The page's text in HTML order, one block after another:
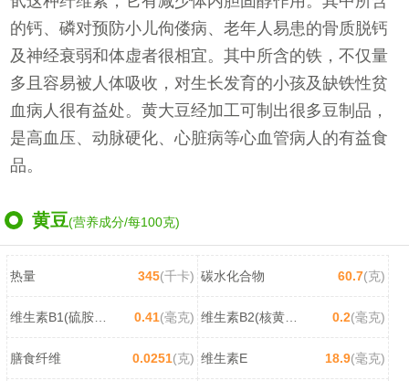
的钙、磷对预防小儿佝偻病、老年人易患的骨质脱钙
及神经衰弱和体虚者很相宜。其中所含的铁，不仅量
多且容易被人体吸收，对生长发育的小孩及缺铁性贫
血病人很有益处。黄大豆经加工可制出很多豆制品，
是高血压、动脉硬化、心脏病等心血管病人的有益食
品。
黄豆(营养成分/每100克)
热量 345(千卡) 碳水化合物 60.7(克)
维生素B1(硫胺素) 0.41(毫克) 维生素B2(核黄素) 0.2(毫克)
膳食纤维 0.0251(克) 维生素E 18.9(毫克)